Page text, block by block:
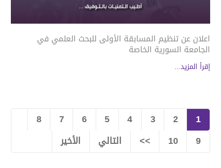
اعلان عن تنظيم المسابقة الأولى للبحث العلمي في
الجامعة السورية الخاصة
إقرأ المزيد...
1
2
3
4
5
6
7
8
9
10
>> التالي الأخير